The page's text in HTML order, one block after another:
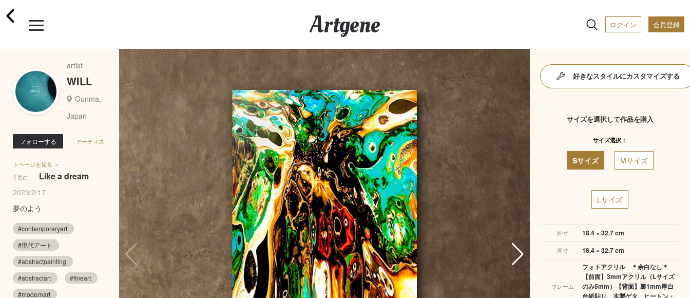
Artgene ログイン 会員登録
artist
WILL
Gunma,
Japan
フォローする アーティス
トページを見る ＞
Title: Like a dream
2023/2/17
夢のよう
#contemporaryart
#現代アート
#abstractpainting
#abstractart
#fineart
#modernart
好きなスタイルにカスタマイズする
サイズを選択して作品を購入
サイズ選択：
Sサイズ Mサイズ
Lサイズ
外寸 18.4 × 32.7 cm
画寸 18.4 × 32.7 cm
フレーム
フォトアクリル ＊余白なし＊
【前面】3mmアクリル（Lサイズ
のみ5mm）【背面】裏1mm厚白
台紙貼り、木製ゲタ、ヒートン・